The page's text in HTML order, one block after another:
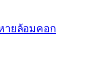
ายล้อมคอก